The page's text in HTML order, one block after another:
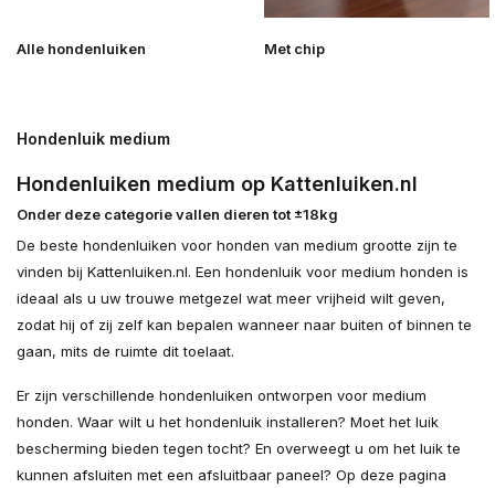
Alle hondenluiken Met chip
Hondenluik medium
Hondenluiken medium op Kattenluiken.nl
Onder deze categorie vallen dieren tot ±18kg
De beste hondenluiken voor honden van medium grootte zijn te
vinden bij Kattenluiken.nl. Een hondenluik voor medium honden is
ideaal als u uw trouwe metgezel wat meer vrijheid wilt geven,
zodat hij of zij zelf kan bepalen wanneer naar buiten of binnen te
gaan, mits de ruimte dit toelaat.
Er zijn verschillende hondenluiken ontworpen voor medium
honden. Waar wilt u het hondenluik installeren? Moet het luik
bescherming bieden tegen tocht? En overweegt u om het luik te
kunnen afsluiten met een afsluitbaar paneel? Op deze pagina